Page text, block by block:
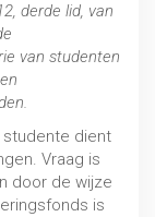
derde lid, van
van studenten
dient
Vraag is
door de wijze
is